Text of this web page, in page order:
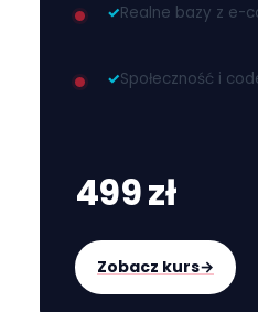
✓Realne bazy z e-
✓Społeczność i
499 zł
Zobacz kurs→